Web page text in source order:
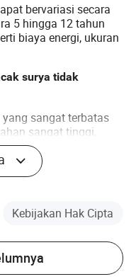
bervariasi secara
5 hingga 12 tahun
biaya energi, ukuran
surya tidak
sangat terbatas
sangat tinggi,
alternatif yang
ini?
efisiensi dalam
lebih tinggi dapat
Kebijakan Hak Cipta